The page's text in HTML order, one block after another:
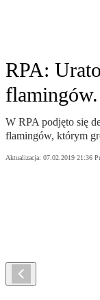
RPA:
W RPA podjęto się
flamingów, którym
Aktualizacja: 07.02.2019 21:36